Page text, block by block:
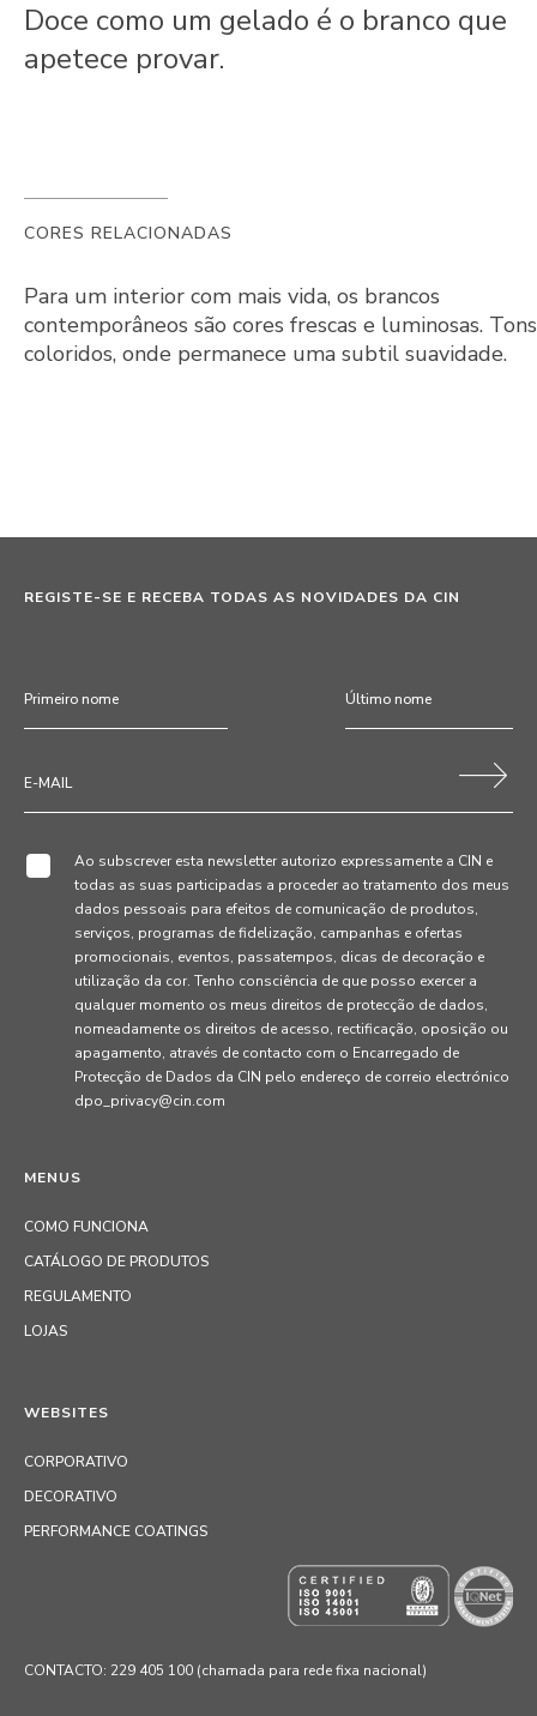
Doce como um gelado é o branco que
apetece provar.
CORES RELACIONADAS
Para um interior com mais vida, os brancos
contemporâneos são cores frescas e luminosas. Tons
coloridos, onde permanece uma subtil suavidade.
MENUS
COMO FUNCIONA
CATÁLOGO DE PRODUTOS
REGULAMENTO
LOJAS
REGISTE-SE E RECEBA TODAS AS NOVIDADES DA CIN
Ao subscrever esta newsletter autorizo expressamente a CIN e
todas as suas participadas a proceder ao tratamento dos meus
dados pessoais para efeitos de comunicação de produtos,
serviços, programas de fidelização, campanhas e ofertas
promocionais, eventos, passatempos, dicas de decoração e
utilização da cor. Tenho consciência de que posso exercer a
qualquer momento os meus direitos de protecção de dados,
nomeadamente os direitos de acesso, rectificação, oposição ou
apagamento, através de contacto com o Encarregado de
Protecção de Dados da CIN pelo endereço de correio electrónico
dpo_privacy@cin.com
WEBSITES
CORPORATIVO
DECORATIVO
PERFORMANCE COATINGS
CONTACTO: 229 405 100 (chamada para rede fixa nacional)